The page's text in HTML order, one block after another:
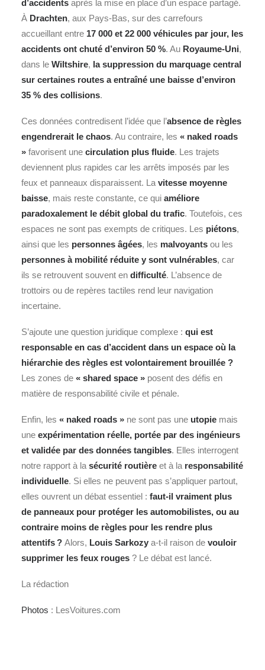
d’accidents après la mise en place d’un espace partagé.
À Drachten, aux Pays-Bas, sur des carrefours
accueillant entre 17 000 et 22 000 véhicules par jour, les
accidents ont chuté d’environ 50 %. Au Royaume-Uni,
dans le Wiltshire, la suppression du marquage central
sur certaines routes a entraîné une baisse d’environ
35 % des collisions.
Ces données contredisent l’idée que l’absence de règles
engendrerait le chaos. Au contraire, les « naked roads
» favorisent une circulation plus fluide. Les trajets
deviennent plus rapides car les arrêts imposés par les
feux et panneaux disparaissent. La vitesse moyenne
baisse, mais reste constante, ce qui améliore
paradoxalement le débit global du trafic. Toutefois, ces
espaces ne sont pas exempts de critiques. Les piétons,
ainsi que les personnes âgées, les malvoyants ou les
personnes à mobilité réduite y sont vulnérables, car
ils se retrouvent souvent en difficulté. L’absence de
trottoirs ou de repères tactiles rend leur navigation
incertaine.
S’ajoute une question juridique complexe : qui est
responsable en cas d’accident dans un espace où la
hiérarchie des règles est volontairement brouillée ?
Les zones de « shared space » posent des défis en
matière de responsabilité civile et pénale.
Enfin, les « naked roads » ne sont pas une utopie mais
une expérimentation réelle, portée par des ingénieurs
et validée par des données tangibles. Elles interrogent
notre rapport à la sécurité routière et à la responsabilité
individuelle. Si elles ne peuvent pas s’appliquer partout,
elles ouvrent un débat essentiel : faut-il vraiment plus
de panneaux pour protéger les automobilistes, ou au
contraire moins de règles pour les rendre plus
attentifs ? Alors, Louis Sarkozy a-t-il raison de vouloir
supprimer les feux rouges ? Le débat est lancé.
La rédaction
Photos : LesVoitures.com